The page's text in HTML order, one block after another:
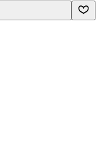
сияющего
для
мир (